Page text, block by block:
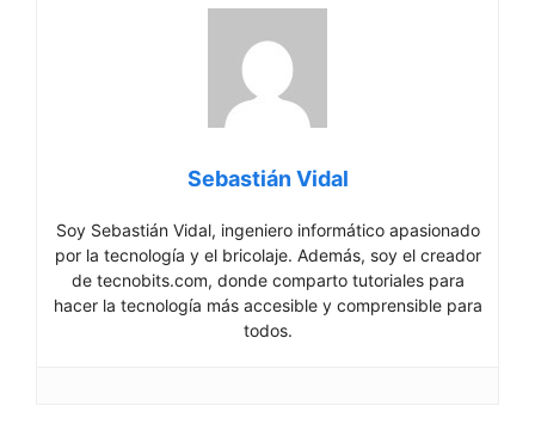
Sebastián Vidal
Soy Sebastián Vidal, ingeniero informático apasionado
por la tecnología y el bricolaje. Además, soy el creador
de tecnobits.com, donde comparto tutoriales para
hacer la tecnología más accesible y comprensible para
todos.